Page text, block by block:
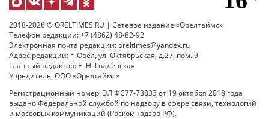
2018-2026 © ORELTIMES.RU | Сетевое издание «Орелтаймс»
Телефон редакции: +7 (4862) 48-82-92
Электронная почта редакции: oreltimes@yandex.ru
Адрес редакции: г. Орел, ул. Октябрьская, д.27, пом. 9
Главный редактор: Е. Н. Годлевская
Учредитель: ООО «Орелтаймс»
Регистрационный номер: ЭЛ ФС77-73833 от 19 октября 2018 года
выдано Федеральной службой по надзору в сфере связи, технологий
и массовых коммуникаций (Роскомнадзор РФ).